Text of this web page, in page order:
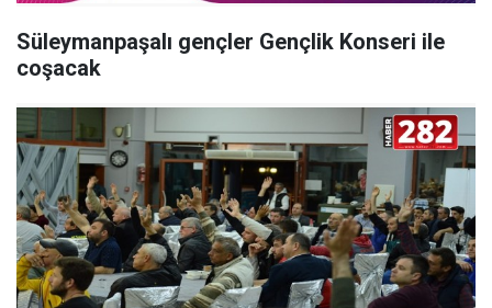
Süleymanpaşalı gençler Gençlik Konseri ile
coşacak